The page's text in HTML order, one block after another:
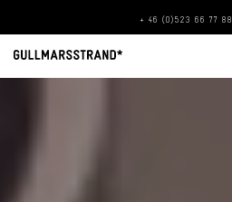
+ 46 (0)523 66 77 88